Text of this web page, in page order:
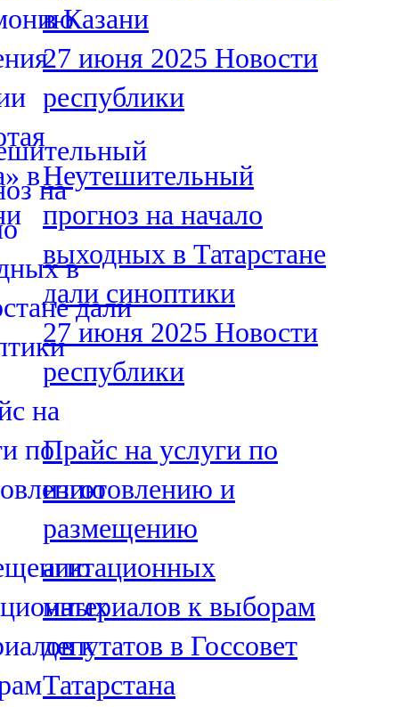
в Казани
27 июня 2025 Новости
республики
Неутешительный
прогноз на начало
выходных в Татарстане
дали синоптики
27 июня 2025 Новости
республики
Прайс на услуги по
изготовлению и
размещению
агитационных
материалов к выборам
депутатов в Госсовет
Татарстана